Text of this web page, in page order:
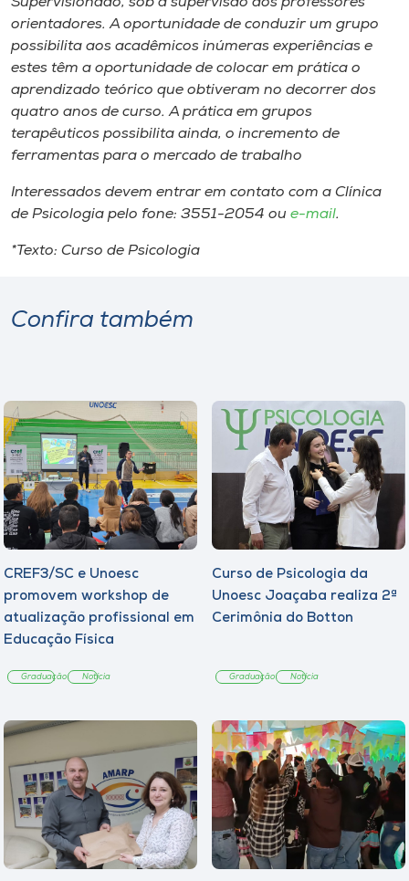
orientadores. A oportunidade de conduzir um grupo
possibilita aos acadêmicos inúmeras experiências e
estes têm a oportunidade de colocar em prática o
aprendizado teórico que obtiveram no decorrer dos
quatro anos de curso. A prática em grupos
terapêuticos possibilita ainda, o incremento de
ferramentas para o mercado de trabalho
Interessados devem entrar em contato com a Clínica
de Psicologia pelo fone: 3551-2054 ou e-mail.
*Texto: Curso de Psicologia
Confira também
CREF3/SC e Unoesc
promovem workshop de
atualização profissional em
Educação Física
Graduação Notícia
Curso de Psicologia da
Unoesc Joaçaba realiza 2ª
Cerimônia do Botton
Graduação Notícia